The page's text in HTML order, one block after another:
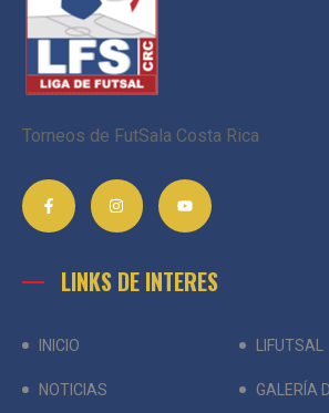
Torneos de FutSala Costa Rica
LINKS DE INTERES
INICIO LIFUTSAL
NOTICIAS GALERÍA